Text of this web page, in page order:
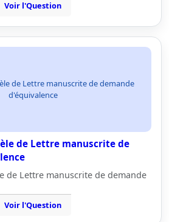
Voir l'Question
de Lettre manuscrite de demande
d'équivalence
de Lettre manuscrite de
de Lettre manuscrite de demande
Voir l'Question